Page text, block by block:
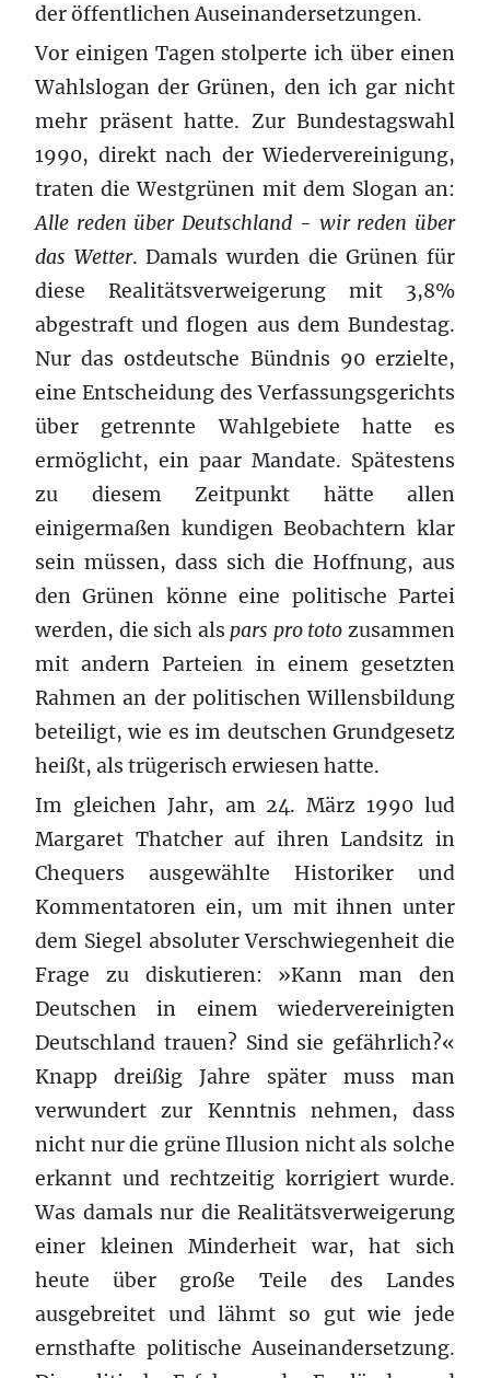
der öffentlichen Auseinandersetzungen.
Vor einigen Tagen stolperte ich über einen
Wahlslogan der Grünen, den ich gar nicht
mehr präsent hatte. Zur Bundestagswahl
1990, direkt nach der Wiedervereinigung,
traten die Westgrünen mit dem Slogan an:
Alle reden über Deutschland - wir reden über
das Wetter. Damals wurden die Grünen für
diese Realitätsverweigerung mit 3,8%
abgestraft und flogen aus dem Bundestag.
Nur das ostdeutsche Bündnis 90 erzielte,
eine Entscheidung des Verfassungsgerichts
über getrennte Wahlgebiete hatte es
ermöglicht, ein paar Mandate. Spätestens
zu diesem Zeitpunkt hätte allen
einigermaßen kundigen Beobachtern klar
sein müssen, dass sich die Hoffnung, aus
den Grünen könne eine politische Partei
werden, die sich alspars pro toto zusammen
mit andern Parteien in einem gesetzten
Rahmen an der politischen Willensbildung
beteiligt, wie es im deutschen Grundgesetz
heißt, als trügerisch erwiesen hatte.
Im gleichen Jahr, am 24. März 1990 lud
Margaret Thatcher auf ihren Landsitz in
Chequers ausgewählte Historiker und
Kommentatoren ein, um mit ihnen unter
dem Siegel absoluter Verschwiegenheit die
Frage zu diskutieren: »Kann man den
Deutschen in einem wiedervereinigten
Deutschland trauen? Sind sie gefährlich?«
Knapp dreißig Jahre später muss man
verwundert zur Kenntnis nehmen, dass
nicht nur die grüne Illusion nicht als solche
erkannt und rechtzeitig korrigiert wurde.
Was damals nur die Realitätsverweigerung
einer kleinen Minderheit war, hat sich
heute über große Teile des Landes
ausgebreitet und lähmt so gut wie jede
ernsthafte politische Auseinandersetzung.